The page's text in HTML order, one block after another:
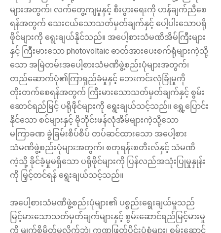
များအတွက်၊ လက်တွေ့ကျမှုနှင့် စီးပွားရေးကို ဟန်ချက်ညီစေ
ရန်အတွက် သေးငယ်သောသတ်မှတ်ချက်နှင့် ပေါ့ပါးသောပရို
ဖိုင်များကို ရွေးချယ်နိုင်သည်။ အပေါ့စားသံမဏိအိမ်ကြီးများ
နှင့် ကြီးမားသော photovoltaic ဓာတ်အားပေးစက်ရုံများကဲ့သို့
သော အမြဲတမ်းအပေါ့စားသံမဏိဖွဲ့စည်းပုံများအတွက်၊
တည်ဆောက်ပုံ၏ကြာရှည်ခံမှုနှင့် ဘေးကင်းလုံခြုံမှုကို
တိုးတက်စေရန်အတွက် ကြီးမားသောသတ်မှတ်ချက်နှင့် စွမ်း
ဆောင်ရည်မြင့် ပရိုဖိုင်များကို ရွေးချယ်သင့်သည်။ ရွှေ့ပြောင်း
နိုင်သော စင်များနှင့် မိုဘိုင်းဖန်လုံအိမ်များကဲ့သို့သော
မကြာခဏ ခွဲခြမ်းစိပ်စိပ် တပ်ဆင်ထားသော အပေါ့စား
သံမဏိဖွဲ့စည်းပုံများအတွက်၊ စတုရန်းစတီးလ်နှင့် သံမဏိ
ကဲ့သို့ ခိုင်ခံ့မှုမရှိသော ပရိုဖိုင်များကို ပြန်လည်အသုံးပြုမှုနှုန်း
ကို မြှင့်တင်ရန် ရွေးချယ်သင့်သည်။
အပေါ့စားသံမဏိဖွဲ့စည်းပုံများ၏ ပစ္စည်းရွေးချယ်မှုသည်
မြင့်မားသောသတ်မှတ်ချက်များနှင့် စွမ်းဆောင်ရည်မြင့်မားမှု
ကို မျက်စိမှိတ်မလိုက်ဘဲ၊ ကဏ္ဍဖြတ်ပိုင်းပုံစံများ၊ စွမ်းဆောင်